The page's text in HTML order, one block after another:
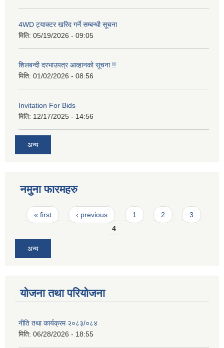
4WD ट्याक्टर खरिद गर्ने सम्बन्धी सूचना
मिति: 05/19/2026 - 09:05
शिलबन्दी दरभाउपत्र आव्हानको सूचना !!
मिति: 01/02/2026 - 08:56
Invitation For Bids
मिति: 12/17/2025 - 14:56
अन्य
नमुना फारमहरु
Pages
« first ‹ previous 1 2
3
4
अन्य
योजना तथा परियोजना
नीति तथा कार्यक्रम २०८३/०८४
मिति: 06/28/2026 - 18:55